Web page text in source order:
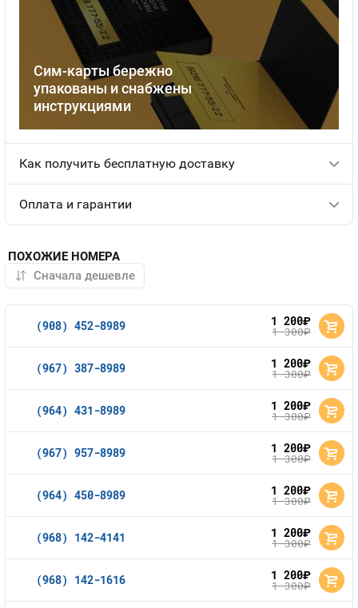
Сим-карты бережно
упакованы и снабжены
инструкциями
Как получить бесплатную доставку
Оплата и гарантии
ПОХОЖИЕ НОМЕРА
(908) 452-8989 1 200руб.
1 300руб.
(967) 387-8989 1 200руб.
1 300руб.
(964) 431-8989 1 200руб.
1 300руб.
(967) 957-8989 1 200руб.
1 300руб.
(964) 450-8989 1 200руб.
1 300руб.
(968) 142-4141 1 200руб.
1 300руб.
(968) 142-1616 1 200руб.
1 300руб.